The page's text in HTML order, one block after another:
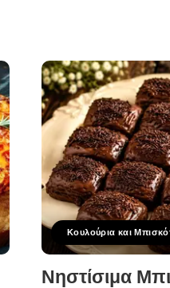
Κουλούρια και
Νηστίσιμα